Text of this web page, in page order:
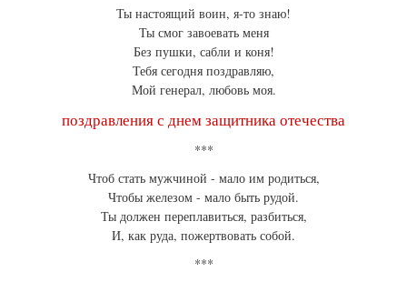
Ты настоящий воин, я-то знаю!
Ты смог завоевать меня
Без пушки, сабли и коня!
Тебя сегодня поздравляю,
Мой генерал, любовь моя.
поздравления с днем защитника отечества
***
Чтоб стать мужчиной - мало им родиться,
Чтобы железом - мало быть рудой.
Ты должен переплавиться, разбиться,
И, как руда, пожертвовать собой.
***